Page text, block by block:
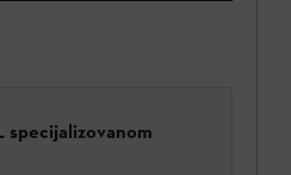
specijalizovanom